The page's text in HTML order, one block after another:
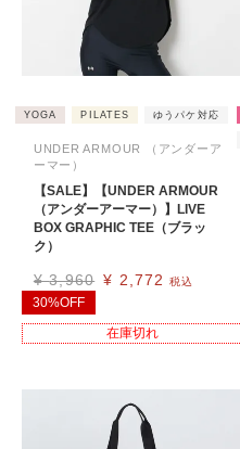
YOGA PILATES ゆうパケ対応
UNDER ARMOUR （アンダーア
ーマー）
【SALE】【UNDER ARMOUR
（アンダーアーマー）】LIVE
BOX GRAPHIC TEE（ブラッ
ク）
¥ 3,960 ¥ 2,772 税込
30%OFF
在庫切れ